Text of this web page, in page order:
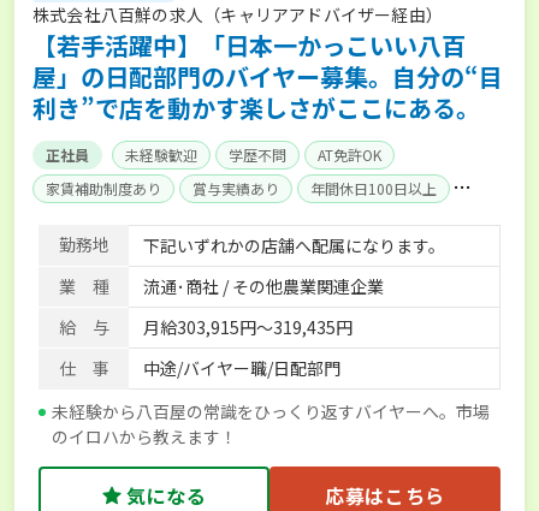
株式会社八百鮮の求人（キャリアアドバイザー経由）
【若手活躍中】「日本一かっこいい八百
屋」の日配部門のバイヤー募集。自分の“目
利き”で店を動かす楽しさがここにある。
正社員 未経験歓迎 学歴不問
AT免許OK
家賃補助制度あり
賞与実績あり
年間休日100日以上
社会保険完備
単身寮あり
勤務地
下記いずれかの店舗へ配属になります。
業 種
流通･商社 / その他農業関連企業
給 与
月給303,915円～319,435円
仕 事
中途/バイヤー職/日配部門
未経験から八百屋の常識をひっくり返すバイヤーへ。市場
のイロハから教えます！
気になる 応募はこちら